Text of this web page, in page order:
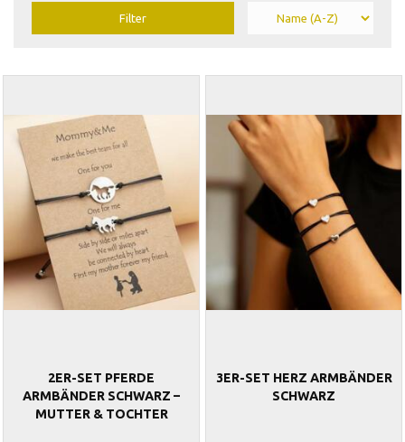
Filter
2ER-SET PFERDE
ARMBÄNDER SCHWARZ –
MUTTER & TOCHTER
3ER-SET HERZ ARMBÄNDER
SCHWARZ